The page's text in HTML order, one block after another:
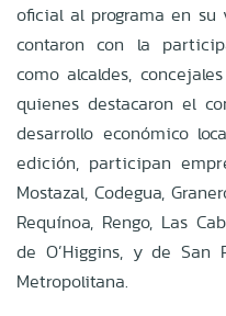
oficial al programa en su
contaron con la
como alcaldes,
quienes destacaron el
desarrollo económico
edición, participan
Mostazal, Codegua,
Requínoa, Rengo, Las
de O’Higgins, y de
Metropolitana.